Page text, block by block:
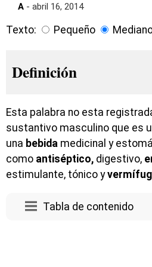
A - abril 16, 2014
Texto: Pequeño
Definición
Esta palabra no esta
sustantivo masculino que es
una bebida medicinal y
como antiséptico, digestivo,
estimulante, tónico y
Tabla de contenido